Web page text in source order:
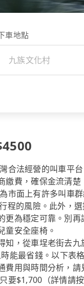
車地點
合法經營的叫車平
費，確保金流清
市面上有許多叫車
程的風險。此外，
為穩定可靠。別
童安全座椅。
知，從車埕老街去
能最省錢。以下表
費用與時間分析，請
$1,700（詳情請